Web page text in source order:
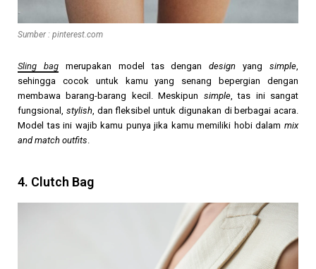
Sumber : pinterest.com
Sling bagmerupakan model tas dengandesign yang simple
sehingga cocok untuk kamu yang senang bepergian dengan
membawa barang-barang kecil. Meskipun simple, tas ini sangat
fungsional, stylish, dan fleksibel untuk digunakan di berbagai acara.
Model tas ini wajib kamu punya jika kamu memiliki hobi dalam mix
and match outfits
4. Clutch Bag